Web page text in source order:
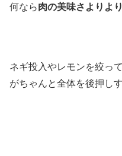
何なら肉の美味さよりよ
ネギ投入やレモンを絞っ
がちゃんと全体を後押しす